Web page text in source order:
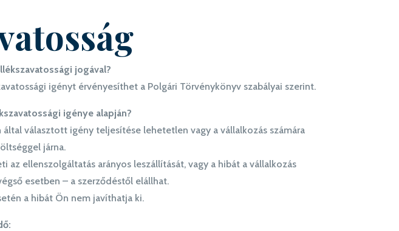
jogával?
igényt érvényesíthet a Polgári Törvénykönyv szabályai szerint.
igénye alapján?
választott igény teljesítése lehetetlen vagy a vállalkozás számára
járna.
ellenszolgáltatás arányos leszállítását, vagy a hibát a vállalkozás
esetben – a szerződéstől elállhat.
a hibát Ön nem javíthatja ki.